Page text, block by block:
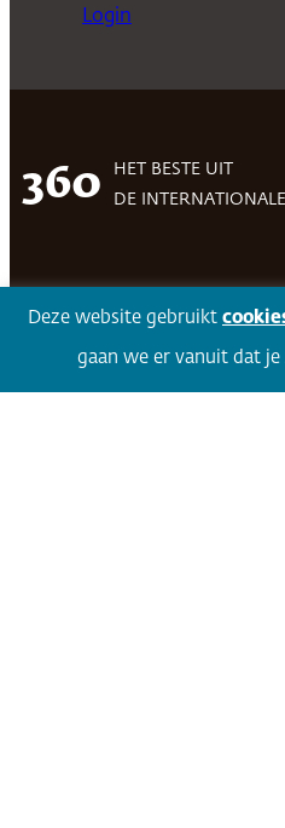
Login
360
HET BESTE UIT
DE
Deze website gebruikt
gaan we er vanuit dat je